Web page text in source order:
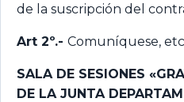
de la suscripción del
Art 2º.- Comuníquese,
SALA DE SESIONES
DE LA JUNTA